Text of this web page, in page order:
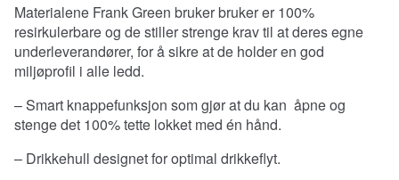
Materialene Frank Green bruker bruker er 100%
resirkulerbare og de stiller strenge krav til at deres egne
underleverandører, for å sikre at de holder en god
miljøprofil i alle ledd.
– Smart knappefunksjon som gjør at du kan åpne og
stenge det 100% tette lokket med én hånd.
– Drikkehull designet for optimal drikkeflyt.